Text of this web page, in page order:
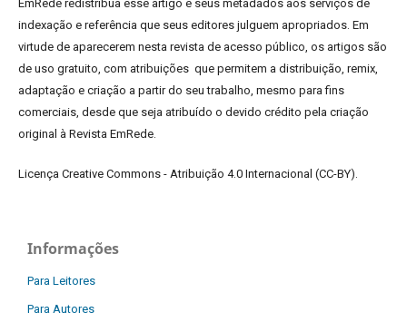
EmRede redistribua esse artigo e seus metadados aos serviços de
indexação e referência que seus editores julguem apropriados. Em
virtude de aparecerem nesta revista de acesso público, os artigos são
de uso gratuito, com atribuições que permitem a distribuição, remix,
adaptação e criação a partir do seu trabalho, mesmo para fins
comerciais, desde que seja atribuído o devido crédito pela criação
original à Revista EmRede.
Licença Creative Commons - Atribuição 4.0 Internacional (CC-BY).
Informações
Para Leitores
Para Autores